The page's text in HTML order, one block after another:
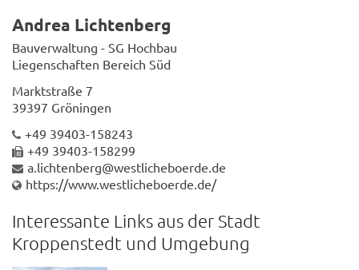
Andrea Lichtenberg
Bauverwaltung - SG Hochbau
Liegenschaften Bereich Süd
Marktstraße 7
39397 Gröningen
+49 39403-158243
+49 39403-158299
a.lichtenberg@westlicheboerde.de
https://www.westlicheboerde.de/
Interessante Links aus der Stadt
Kroppenstedt und Umgebung